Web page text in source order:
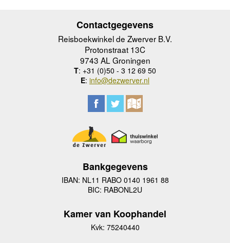
Contactgegevens
Reisboekwinkel de Zwerver B.V.
Protonstraat 13C
9743 AL Groningen
T: +31 (0)50 - 3 12 69 50
E: info@dezwerver.nl
Bankgegevens
IBAN: NL11 RABO 0140 1961 88
BIC: RABONL2U
Kamer van Koophandel
Kvk: 75240440